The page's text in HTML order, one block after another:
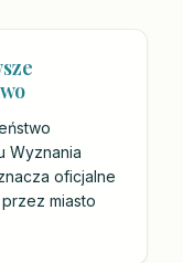
Wyznania
oficjalne
miasto